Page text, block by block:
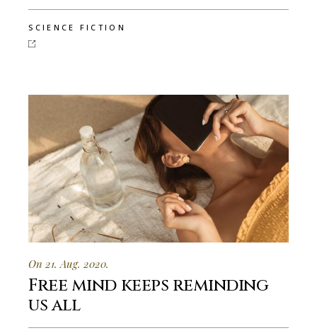
SCIENCE FICTION
On 21. Aug. 2020.
Free mind keeps reminding
us all